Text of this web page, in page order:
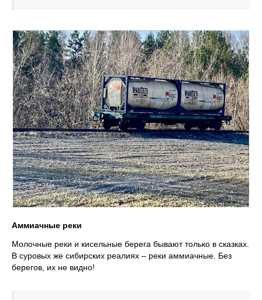
Аммиачные реки
Молочные реки и кисельные берега бывают только в сказках.
В суровых же сибирских реалиях – реки аммиачные. Без
берегов, их не видно!